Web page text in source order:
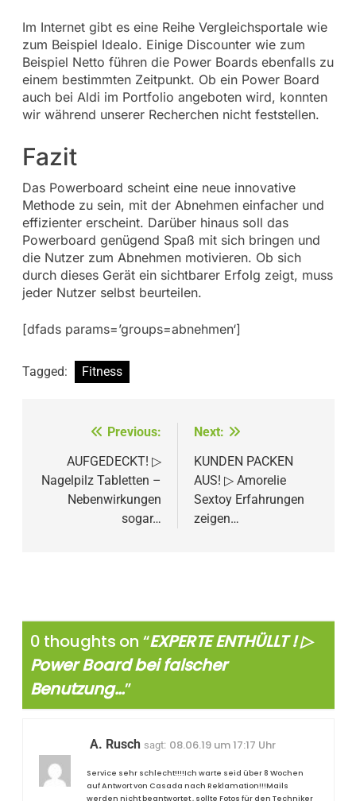
Im Internet gibt es eine Reihe Vergleichsportale wie
zum Beispiel Idealo. Einige Discounter wie zum
Beispiel Netto führen die Power Boards ebenfalls zu
einem bestimmten Zeitpunkt. Ob ein Power Board
auch bei Aldi im Portfolio angeboten wird, konnten
wir während unserer Recherchen nicht feststellen.
Fazit
Das Powerboard scheint eine neue innovative
Methode zu sein, mit der Abnehmen einfacher und
effizienter erscheint. Darüber hinaus soll das
Powerboard genügend Spaß mit sich bringen und
die Nutzer zum Abnehmen motivieren. Ob sich
durch dieses Gerät ein sichtbarer Erfolg zeigt, muss
jeder Nutzer selbst beurteilen.
[dfads params=’groups=abnehmen‘]
Tagged: Fitness
Beitragsnavigation
Previous:
AUFGEDECKT! ▷
Nagelpilz Tabletten –
Nebenwirkungen
sogar…
Next:
KUNDEN PACKEN
AUS! ▷ Amorelie
Sextoy Erfahrungen
zeigen…
0 thoughts on “EXPERTE ENTHÜLLT ! ▷
Power Board bei falscher
Benutzung…”
A. Rusch sagt: 08.06.19 um 17:17 Uhr
Service sehr schlecht!!!!Ich warte seid über 8 Wochen
auf Antwort von Casada nach Reklamation!!!Mails
werden nicht beantwortet , sollte Fotos für den Techniker